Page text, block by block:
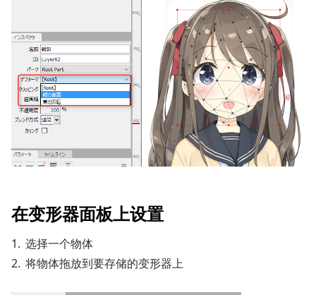
在变形器面板上设置
选择一个物体
将物体拖放到要存储的变形器上